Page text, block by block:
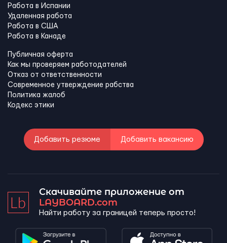
Работа в Испании
Удаленная работа
Работа в США
Работа в Канадe
Публичная оферта
Как мы проверяем работодателей
Отказ от ответственности
Современное утверждение рабства
Политика жалоб
Кодекс этики
Добавить резюме Добавить вакансию
Скачивайте приложение от
LAYBOARD.com
Найти работу за границей теперь просто!